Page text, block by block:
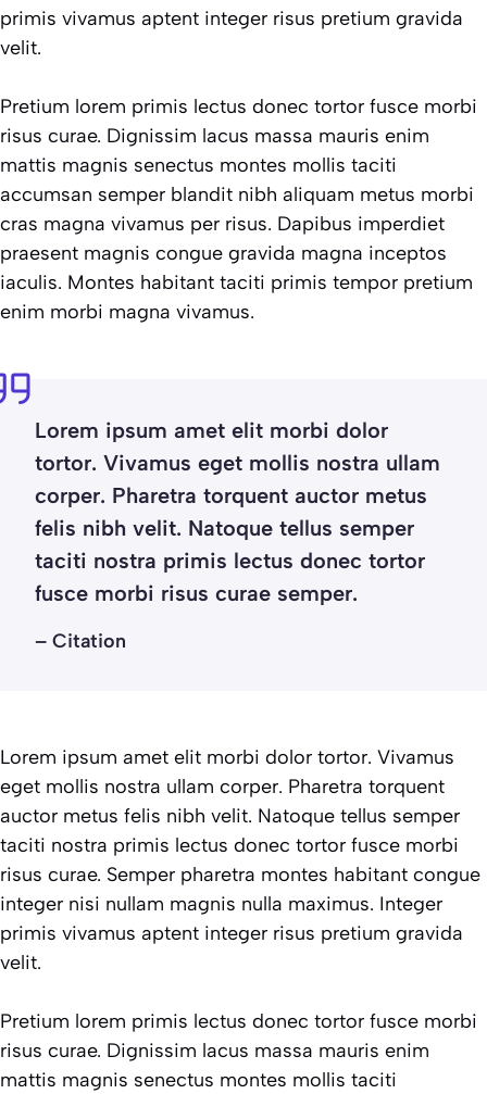
primis vivamus aptent integer risus pretium gravida
velit.
Pretium lorem primis lectus donec tortor fusce morbi
risus curae. Dignissim lacus massa mauris enim
mattis magnis senectus montes mollis taciti
accumsan semper blandit nibh aliquam metus morbi
cras magna vivamus per risus. Dapibus imperdiet
praesent magnis congue gravida magna inceptos
iaculis. Montes habitant taciti primis tempor pretium
enim morbi magna vivamus.
Lorem ipsum amet elit morbi dolor
tortor. Vivamus eget mollis nostra ullam
corper. Pharetra torquent auctor metus
felis nibh velit. Natoque tellus semper
taciti nostra primis lectus donec tortor
fusce morbi risus curae semper.
– Citation
Lorem ipsum amet elit morbi dolor tortor. Vivamus
eget mollis nostra ullam corper. Pharetra torquent
auctor metus felis nibh velit. Natoque tellus semper
taciti nostra primis lectus donec tortor fusce morbi
risus curae. Semper pharetra montes habitant congue
integer nisi nullam magnis nulla maximus. Integer
primis vivamus aptent integer risus pretium gravida
velit.
Pretium lorem primis lectus donec tortor fusce morbi
risus curae. Dignissim lacus massa mauris enim
mattis magnis senectus montes mollis taciti